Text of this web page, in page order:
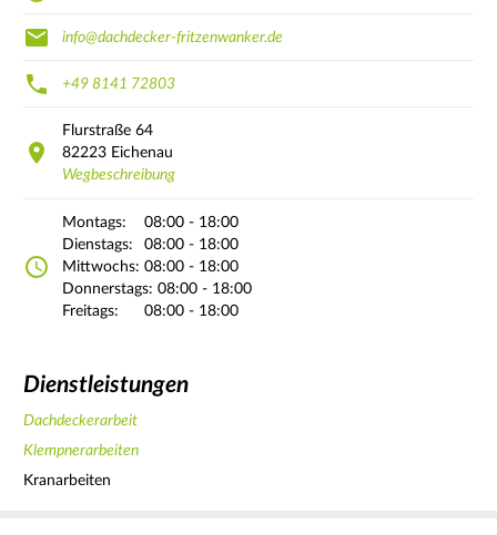
info@dachdecker-fritzenwanker.de
+49 8141 72803
Flurstraße 64
82223 Eichenau
Wegbeschreibung
Montags:
08:00 - 18:00
Dienstags:
08:00 - 18:00
Mittwochs: 08:00 - 18:00
Donnerstags: 08:00 - 18:00
Freitags:
08:00 - 18:00
Dienstleistungen
Dachdeckerarbeit
Klempnerarbeiten
Kranarbeiten